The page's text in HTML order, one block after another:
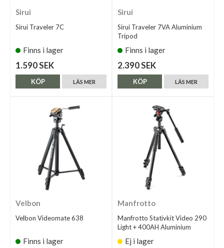
Sirui
Sirui Traveler 7C
Finns i lager
1.590 SEK
LÄS MER
KÖP
Sirui
Sirui Traveler 7VA Aluminium
Tripod
Finns i lager
2.390 SEK
LÄS MER
KÖP
Velbon
Velbon Videomate 638
Finns i lager
Manfrotto
Manfrotto Stativkit Video 290
Light + 400AH Aluminium
Ej i lager